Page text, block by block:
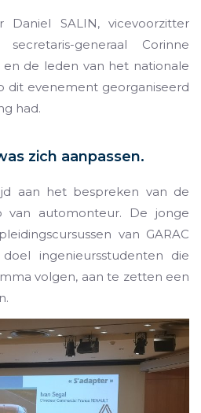
SALIN, vicevoorzitter
secretaris-generaal Corinne
en de leden van het nationale
dit evenement georganiseerd
had.
zich aanpassen.
aan het bespreken van de
automonteur. De jonge
van GARAC
ingenieursstudenten die
volgen, aan te zetten een